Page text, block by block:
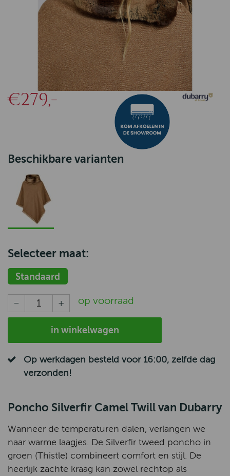
€279,-
Beschikbare varianten
Selecteer maat:
Standaard
op voorraad
in winkelwagen
Op werkdagen besteld voor 16:00, zelfde dag
verzonden!
Poncho Silverfir Camel Twill van Dubarry
Wanneer de temperaturen dalen, verlangen we
naar warme laagjes. De Silverfir tweed poncho in
groen (Thistle) combineert comfort en stijl. De
heerlijk zachte kraag kan zowel rechtop als